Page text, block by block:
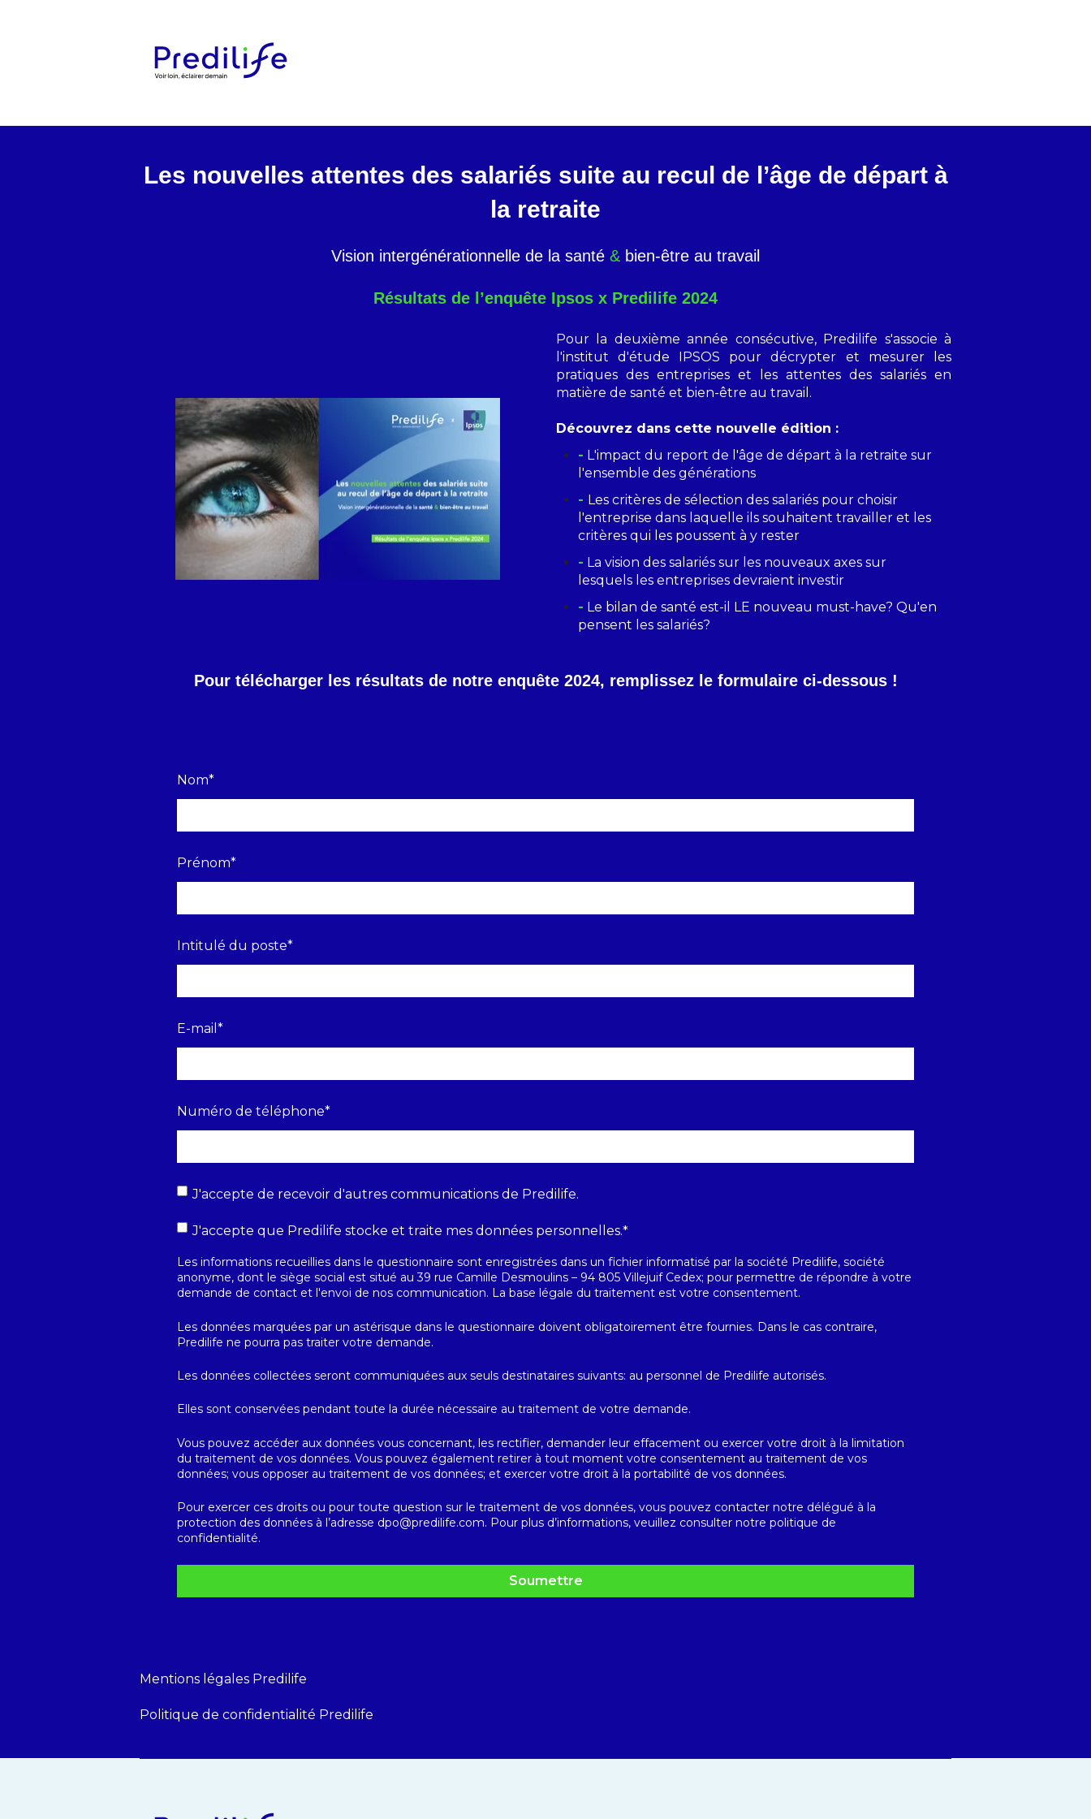
Les nouvelles attentes des salariés suite au recul de l’âge de départ à
la retraite
Vision intergénérationnelle de la santé & bien-être au travail
Résultats de l’enquête Ipsos x Predilife 2024
Pour la deuxième année consécutive, Predilife s'associe à
l'institut d'étude IPSOS pour décrypter et mesurer les
pratiques des entreprises et les attentes des salariés en
matière de santé et bien-être au travail.
Découvrez dans cette nouvelle édition :
- L'impact du report de l'âge de départ à la retraite sur
l'ensemble des générations
- Les critères de sélection des salariés pour choisir
l'entreprise dans laquelle ils souhaitent travailler et les
critères qui les poussent à y rester
- La vision des salariés sur les nouveaux axes sur
lesquels les entreprises devraient investir
- Le bilan de santé est-il LE nouveau must-have? Qu'en
pensent les salariés?
Pour télécharger les résultats de notre enquête 2024, remplissez le formulaire ci-dessous !
Nom*
Prénom*
Intitulé du poste*
E-mail *
Numéro de téléphone*
J'accepte de recevoir d'autres communications de Predilife.
J'accepte que Predilife stocke et traite mes données personnelles.*
Les informations recueillies dans le questionnaire sont enregistrées dans un fichier informatisé par la société Predilife, société
anonyme, dont le siège social est situé au 39 rue Camille Desmoulins – 94 805 Villejuif Cedex; pour permettre de répondre à votre
demande de contact et l'envoi de nos communication. La base légale du traitement est votre consentement.
Les données marquées par un astérisque dans le questionnaire doivent obligatoirement être fournies. Dans le cas contraire,
Predilife ne pourra pas traiter votre demande.
Les données collectées seront communiquées aux seuls destinataires suivants: au personnel de Predilife autorisés.
Elles sont conservées pendant toute la durée nécessaire au traitement de votre demande.
Vous pouvez accéder aux données vous concernant, les rectifier, demander leur effacement ou exercer votre droit à la limitation
du traitement de vos données. Vous pouvez également retirer à tout moment votre consentement au traitement de vos
données; vous opposer au traitement de vos données; et exercer votre droit à la portabilité de vos données.
Pour exercer ces droits ou pour toute question sur le traitement de vos données, vous pouvez contacter notre délégué à la
protection des données à l’adresse dpo@predilife.com. Pour plus d’informations, veuillez consulter notre politique de
confidentialité.
Mentions légales Predilife
Politique de confidentialité Predilife